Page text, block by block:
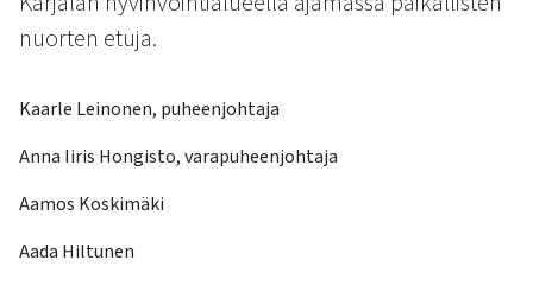
kosketus-
ja
nuorten etuja.
Kaarle Leinonen, puheenjohtaja
Anna Iiris Hongisto, varapuheenjohtaja
Aamos Koskimäki
Aada Hiltunen